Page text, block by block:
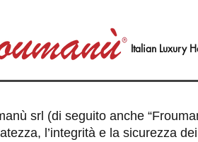
Italian Luxury
srl (di seguito anche
l’integrità e la sicurezza